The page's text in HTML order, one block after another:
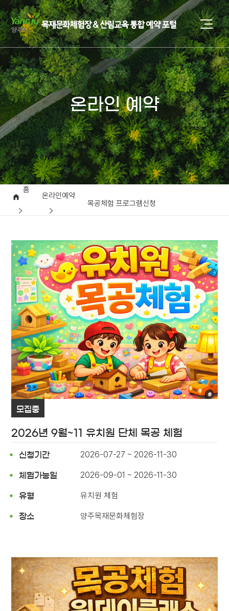
온라인 예약
홈
온라인예약
목공체험 프로그램신청
모집중
2026년 9월~11 유치원 단체 목공 체험
신청기간 2026-07-27 ~ 2026-11-30
체험가능일 2026-09-01 ~ 2026-11-30
유형 유치원 체험
장소 양주목재문화체험장